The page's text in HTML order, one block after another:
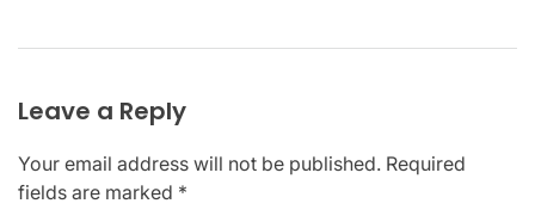
Leave a Reply
Your email address will not be published. Required
fields are marked *